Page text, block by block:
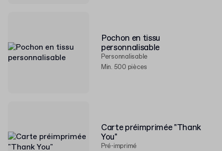
Pochon en tissu
personnalisable
Personnalisable
Min. 500 pièces
Carte préimprimée "Thank
You"
Pré-imprimé